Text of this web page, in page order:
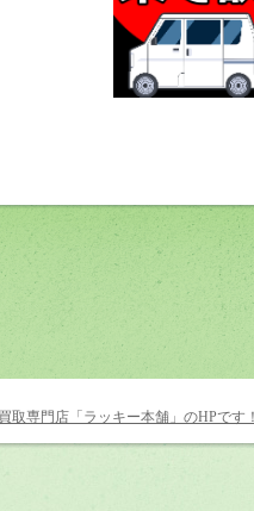
取専門店「ラッキー本舗」のHPです